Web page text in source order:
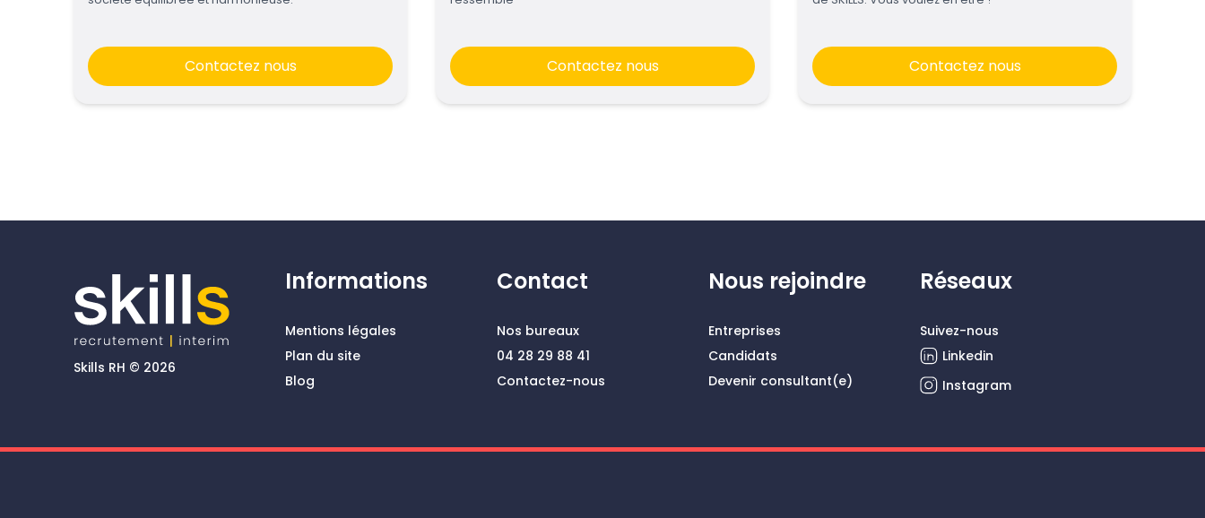
Contactez nous Contactez nous Contactez nous
Skills RH © 2026
Informations
Mentions légales
Plan du site
Blog
Contact
Nos bureaux
04 28 29 88 41
Contactez-nous
Nous rejoindre
Entreprises
Candidats
Devenir consultant(e)
Réseaux
Suivez-nous
Linkedin
Instagram